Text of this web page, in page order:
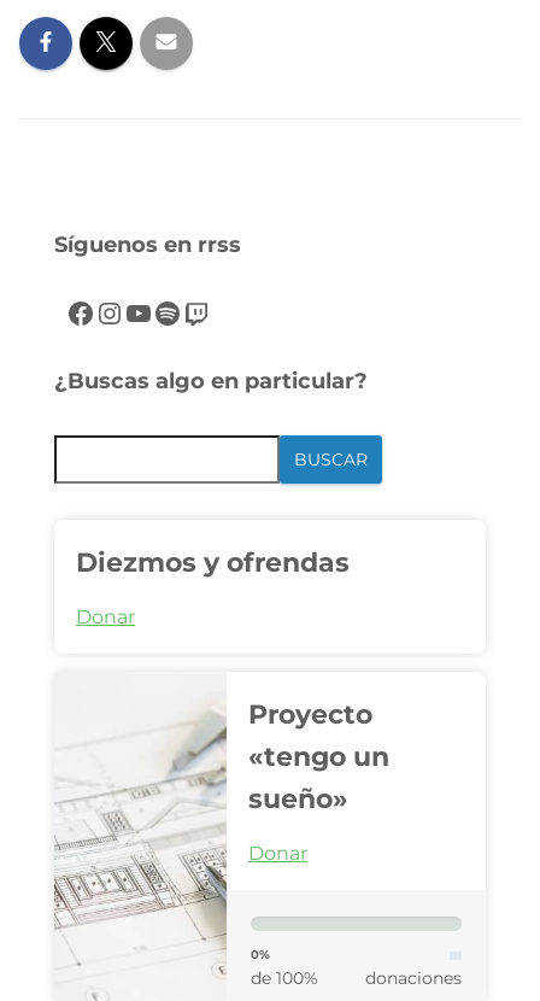
Síguenos en rrss
¿Buscas algo en particular?
BUSCAR
Diezmos y ofrendas
Donar
Proyecto
«tengo un
sueño»
Donar
0%
de 100% donaciones